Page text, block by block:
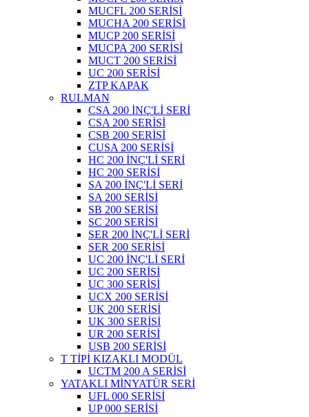
MUCFL 200 SERİSİ
MUCHA 200 SERİSİ
MUCP 200 SERİSİ
MUCPA 200 SERİSİ
MUCT 200 SERİSİ
UC 200 SERİSİ
ZTP KAPAK
RULMAN
CSA 200 İNÇ'Lİ SERİ
CSA 200 SERİSİ
CSB 200 SERİSİ
CUSA 200 SERİSİ
HC 200 İNÇ'Lİ SERİ
HC 200 SERİSİ
SA 200 İNÇ'Lİ SERİ
SA 200 SERİSİ
SB 200 SERİSİ
SC 200 SERİSİ
SER 200 İNÇ'Lİ SERİ
SER 200 SERİSİ
UC 200 İNÇ'Lİ SERİ
UC 200 SERİSİ
UC 300 SERİSİ
UCX 200 SERİSİ
UK 200 SERİSİ
UK 300 SERİSİ
UR 200 SERİSİ
USB 200 SERİSİ
T TİPİ KIZAKLI MODÜL
UCTM 200 A SERİSİ
YATAKLI MİNYATÜR SERİ
UFL 000 SERİSİ
UP 000 SERİSİ